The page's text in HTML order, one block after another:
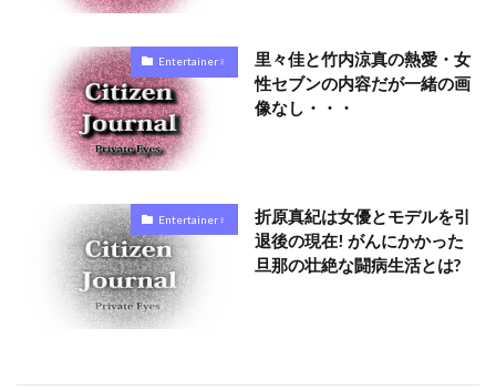
Entertainer♀
里々佳と竹内涼真の熱愛・女
性セブンの内容だが一緒の画
像なし・・・
Entertainer♀
折原真紀は女優とモデルを引
退後の現在! がんにかかった
旦那の壮絶な闘病生活とは?